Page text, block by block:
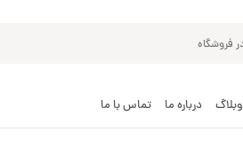
وبلاگ درباره ما تماس با ما